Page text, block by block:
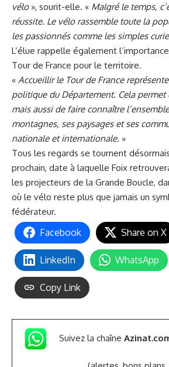
vélo», sourit-elle. « Malgré le temps,
réussite. Le vélo rassemble toute la
les passionnés comme les simples
L’élue rappelle également
Tour de France pour le territoire.
« Accueillir le Tour de France
politique du Département. Cela
mais aussi de faire connaître
montagnes, ses paysages et ses
nationale et internationale. »
Tous les regards se tournent
prochain, date à laquelle Foix
les projecteurs de la Grande Boucle,
où le vélo reste plus que jamais un
fédérateur.
Facebook Share on X
LinkedIn WhatsApp
Copy Link
Suivez la chaîne